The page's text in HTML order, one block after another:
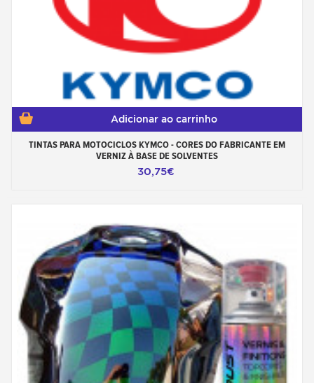
Adicionar ao carrinho
TINTAS PARA MOTOCICLOS KYMCO - CORES DO FABRICANTE EM
VERNIZ À BASE DE SOLVENTES
30,75€